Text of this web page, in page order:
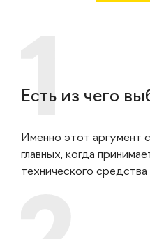
Есть из чего
Именно этот аргумент
главных, когда
технического средства